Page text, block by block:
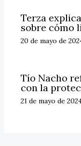
Terza
sobre cómo
20 de mayo de
Tío Nacho
con la
21 de mayo de